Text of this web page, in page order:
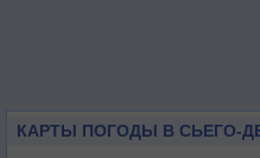
КАРТЫ ПОГОДЫ В СЬЕГО-